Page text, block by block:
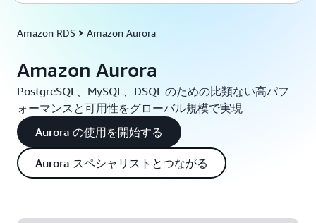
Amazon RDS Amazon Aurora
Amazon Aurora
PostgreSQL、MySQL、DSQL のための比類ない高パフ
ォーマンスと可用性をグローバル規模で実現
Aurora の使用を開始する
Aurora スペシャリストとつながる